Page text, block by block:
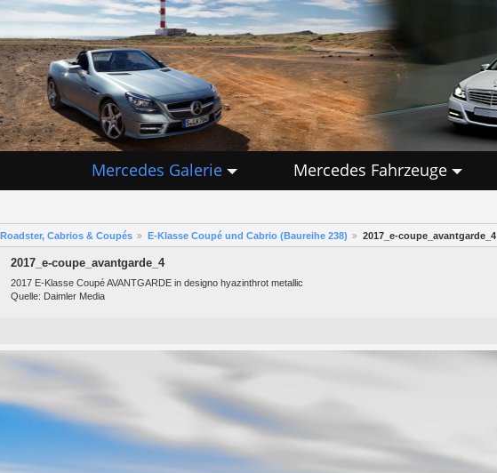
Mercedes Galerie Mercedes Fahrzeuge
Cabrios & Coupés E-Klasse Coupé und Cabrio (Baureihe 238) 2017_e-coupe_avantgarde_4
2017_e-coupe_avantgarde_4
2017 E-Klasse Coupé AVANTGARDE in designo hyazinthrot metallic
Quelle: Daimler Media